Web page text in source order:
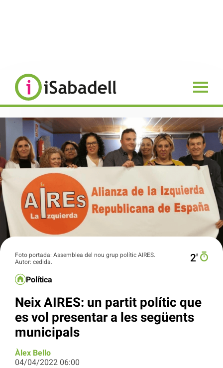
Foto portada: Assemblea del nou grup polític AIRES.
Autor: cedida.
2′
Política
Neix AIRES: un partit polític que
es vol presentar a les següents
municipals
Àlex Bello
04/04/2022 06:00